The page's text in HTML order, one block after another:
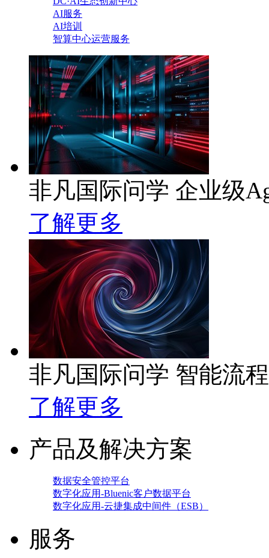
AI服务
AI培训
智算中心运营服务
非凡国际问学 企业级
了解更多
非凡国际问学 智能流
了解更多
产品及解决方案
数据安全管控平台
数字化应用-Bluenic客户数据平台
数字化应用-云捷集成中间件（ESB）
服务